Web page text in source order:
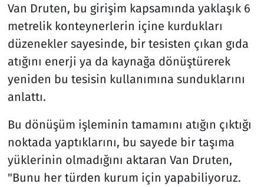
Van Druten, bu girişim kapsamında yaklaşık 6
metrelik konteynerlerin içine kurdukları
düzenekler sayesinde, bir tesisten çıkan gıda
atığını enerji ya da kaynağa dönüştürerek
yeniden bu tesisin kullanımına sunduklarını
anlattı.
Bu dönüşüm işleminin tamamını atığın çıktığı
noktada yaptıklarını, bu sayede bir taşıma
yüklerinin olmadığını aktaran Van Druten,
"Bunu her türden kurum için yapabiliyoruz.